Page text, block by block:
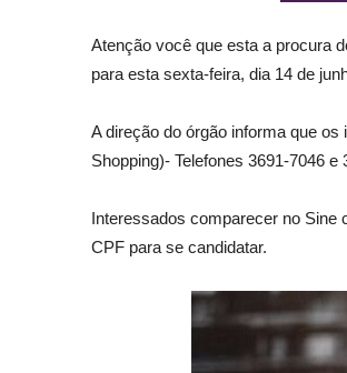
Atenção você que esta a procura
para esta sexta-feira, dia 14 de
A direção do órgão informa que
Shopping)- Telefones 3691-7046
Interessados comparecer no Sine
CPF para se candidatar.